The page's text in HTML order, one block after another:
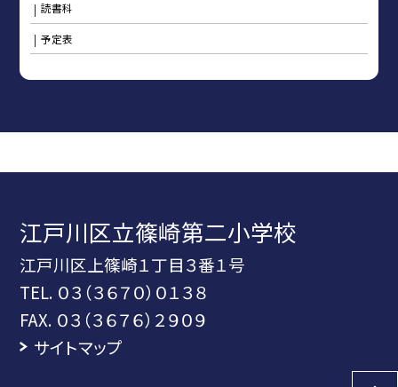
読書科
予定表
江戸川区立篠崎第二小学校
江戸川区上篠崎１丁目３番１号
TEL. ０３（３６７０）０１３８
FAX. ０３（３６７６）２９０９
サイトマップ